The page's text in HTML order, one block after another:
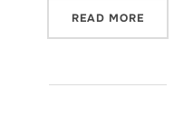
READ MORE